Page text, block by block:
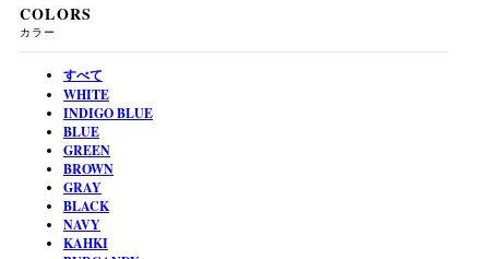
COLORS
カラー
すべて
WHITE
INDIGO BLUE
BLUE
GREEN
BROWN
GRAY
BLACK
NAVY
KAHKI